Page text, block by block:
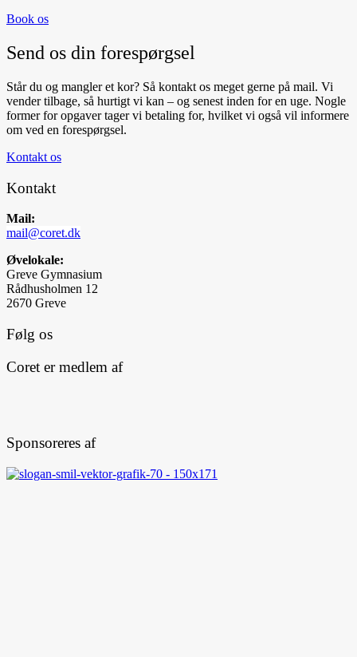
Book os
Send os din forespørgsel
Står du og mangler et kor? Så kontakt os meget gerne på mail. Vi
vender tilbage, så hurtigt vi kan – og senest inden for en uge. Nogle
former for opgaver tager vi betaling for, hvilket vi også vil informere
om ved en forespørgsel.
Kontakt os
Kontakt
Mail:
mail@coret.dk
Øvelokale:
Greve Gymnasium
Rådhusholmen 12
2670 Greve
Følg os
Coret er medlem af
Sponsoreres af